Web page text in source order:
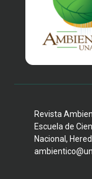
Revista
Escuela de
Nacional,